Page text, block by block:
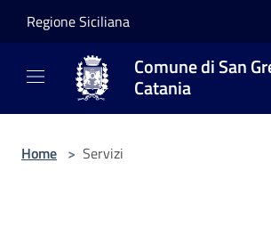
Regione Siciliana
Comune di San
Catania
Home > Servizi